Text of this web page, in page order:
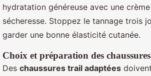
hydratation généreuse avec une
sécheresse. Stoppez le tannage trois
garder une bonne élasticité cutanée.
Choix et préparation des chaussures
Des chaussures trail adaptées